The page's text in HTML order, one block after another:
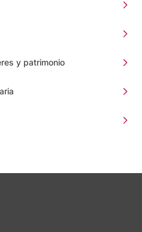
y patrimonio